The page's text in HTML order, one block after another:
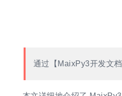
通过【MaixPy3开发文